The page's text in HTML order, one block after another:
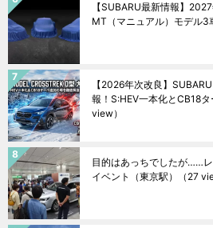
【SUBARU最新情報】
MT（マニュアル）モデル3
【2026年次改良】
報！S:HEV一本化とCB18
view）
目的はあっちでしたが……
イベント（東京駅）
（27